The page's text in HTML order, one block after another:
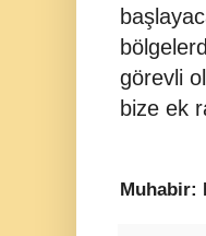
görevli
bize ek
Muhabir: